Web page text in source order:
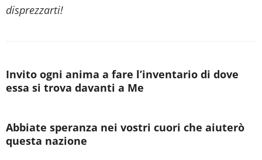
disprezzarti!
Invito ogni anima a fare l’inventario di dove
essa si trova davanti a Me
Abbiate speranza nei vostri cuori che aiuterò
questa nazione